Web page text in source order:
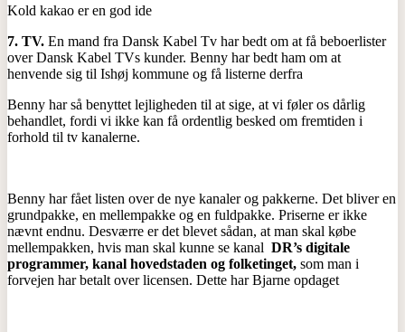
Kold kakao er en god ide
7. TV. En mand fra Dansk Kabel Tv har bedt om at få beboerlister
over Dansk Kabel TVs kunder. Benny har bedt ham om at
henvende sig til Ishøj kommune og få listerne derfra
Benny har så benyttet lejligheden til at sige, at vi føler os dårlig
behandlet, fordi vi ikke kan få ordentlig besked om fremtiden i
forhold til tv kanalerne.
Benny har fået listen over de nye kanaler og pakkerne. Det bliver en
grundpakke, en mellempakke og en fuldpakke. Priserne er ikke
nævnt endnu. Desværre er det blevet sådan, at man skal købe
mellempakken, hvis man skal kunne se kanal DR’s digitale
programmer, kanal hovedstaden og folketinget, som man i
forvejen har betalt over licensen. Dette har Bjarne opdaget